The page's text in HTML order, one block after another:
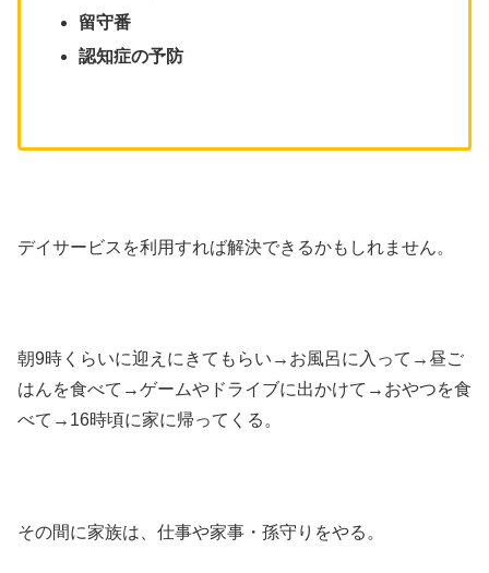
留守番
認知症の予防
デイサービスを利用すれば解決できるかもしれません。
朝9時くらいに迎えにきてもらい→お風呂に入って→昼ご
はんを食べて→ゲームやドライブに出かけて→おやつを食
べて→16時頃に家に帰ってくる。
その間に家族は、仕事や家事・孫守りをやる。